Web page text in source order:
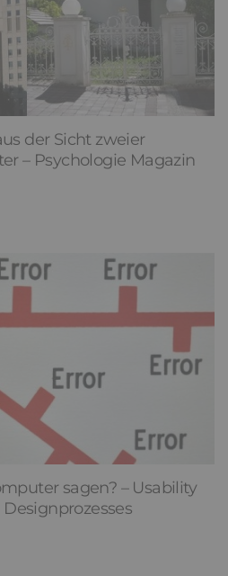
der Sicht zweier
– Psychologie Magazin
sagen? – Usability